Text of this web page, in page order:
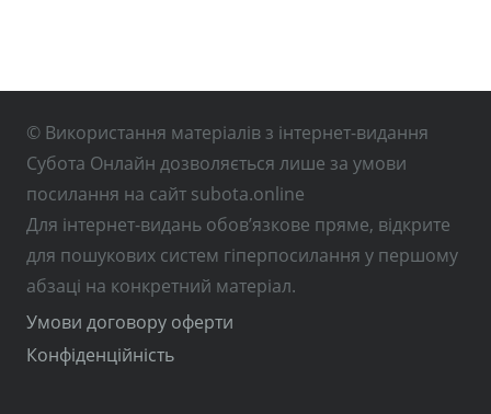
© Використання матеріалів з інтернет-видання
Субота Онлайн дозволяється лише за умови
посилання на сайт subota.online
Для інтернет-видань обов’язкове пряме, відкрите
для пошукових систем гіперпосилання у першому
абзаці на конкретний матеріал.
Умови договору оферти
Конфіденційність